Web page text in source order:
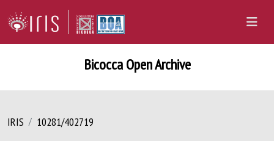
Bicocca Open Archive
IRIS 10281/402719